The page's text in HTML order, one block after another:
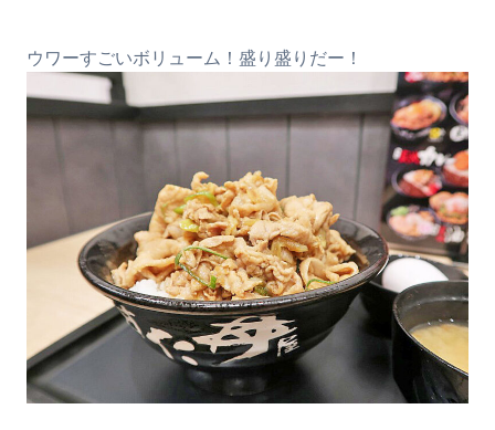
ウワーすごいボリューム！盛り盛りだー！